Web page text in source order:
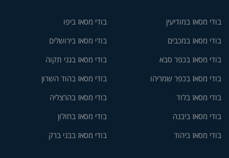
בודי מסאז במודיעין
בודי מסאז במכבים
בודי מסאז בכפר סבא
בודי מסאז בכפר שמריהו
בודי מסאז בלוד
בודי מסאז ביבנה
בודי מסאז ביהוד
בודי מסאז ביפו
בודי מסאז בירושלים
בודי מסאז בגני תקוה
בודי מסאז בהוד השרון
בודי מסאז בהרצליה
בודי מסאז בחולון
בודי מסאז בבני ברק